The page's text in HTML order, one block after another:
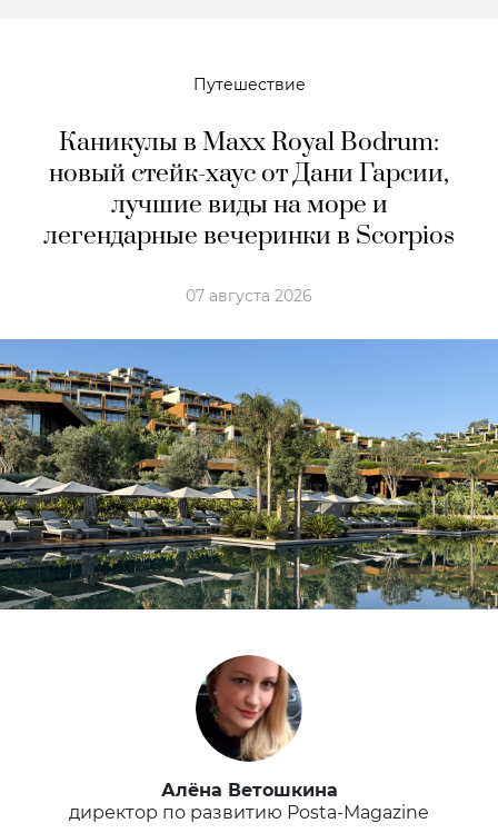
Путешествие
Каникулы в Maxx Royal Bodrum:
новый стейк-хаус от Дани Гарсии,
лучшие виды на море и
легендарные вечеринки в Scorpios
07 августа 2026
Алёна Ветошкина
директор по развитию Posta-Magazine